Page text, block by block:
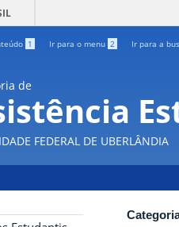
1 Ir para o menu 2 Ir para a
de
FEDERAL DE UBERLÂNDIA